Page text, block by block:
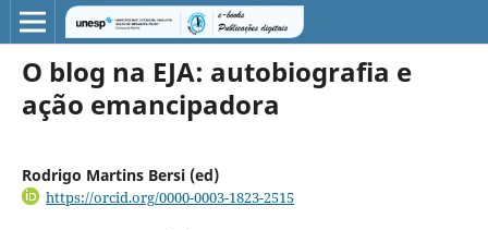
O blog na EJA: autobiografia e
ação emancipadora
Rodrigo Martins Bersi (ed)
https://orcid.org/0000-0003-1823-2515